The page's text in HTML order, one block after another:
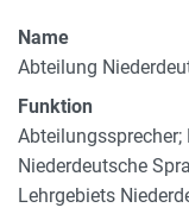
Name
Abteilung
Funktion
Niederdeutsche
Lehrgebiets